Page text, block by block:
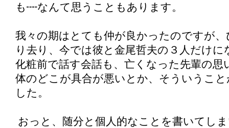
も┉なんて思うこともあります。
我々の期はとても仲が良かったのですが
り去り、今では彼と金尾哲夫の３人だけに
化粧前で話す会話も、亡くなった先輩の思
体のどこが具合が悪いとか、そういうこ
した。
おっと、随分と個人的なことを書いてし